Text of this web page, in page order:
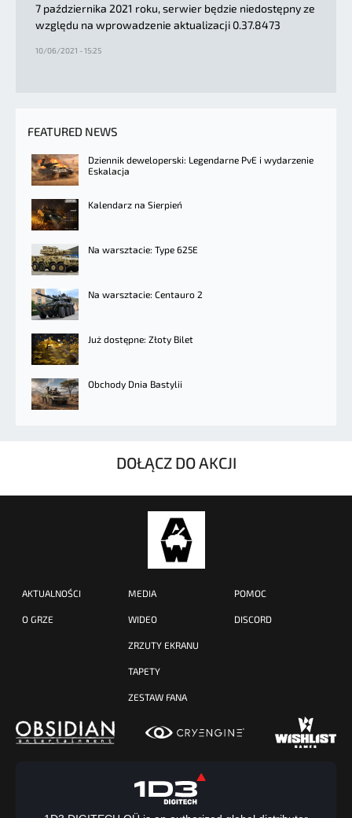
7 października 2021 roku, serwier będzie niedostępny ze
względu na wprowadzenie aktualizacji 0.37.8473
10/06/2021 - 15:25
FEATURED NEWS
Dziennik deweloperski: Legendarne PvE i wydarzenie
Eskalacja
Kalendarz na Sierpień
Na warsztacie: Type 625E
Na warsztacie: Centauro 2
Już dostępne: Złoty Bilet
Obchody Dnia Bastylii
DOŁĄCZ DO AKCJI
AKTUALNOŚCI
O GRZE
MEDIA
WIDEO
ZRZUTY EKRANU
TAPETY
ZESTAW FANA
POMOC
DISCORD